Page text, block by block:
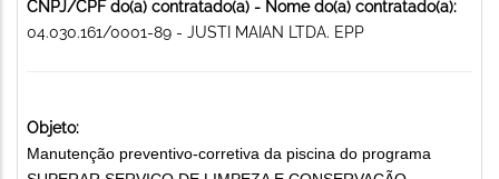
CNPJ/CPF do(a) contratado(a) - Nome do(a) contratado(a):
04.030.161/0001-89 - JUSTI MAIAN LTDA. EPP
Objeto:
Manutenção preventivo-corretiva da piscina do programa